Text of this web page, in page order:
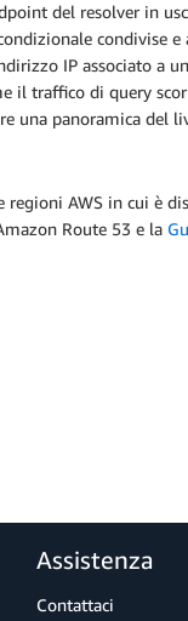
del resolver in
condivise e
IP associato a
il traffico di query
una panoramica del
AWS in cui è
Route 53 e la
Assistenza
Contattaci